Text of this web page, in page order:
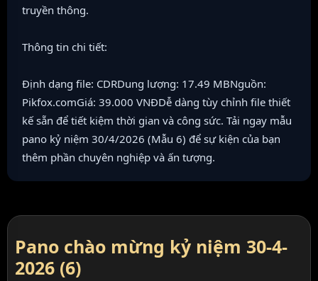
truyền thông.
Thông tin chi tiết:
Định dạng file: CDRDung lượng: 17.49 MBNguồn:
Pikfox.comGiá: 39.000 VNĐDễ dàng tùy chỉnh file thiết
kế sẵn để tiết kiệm thời gian và công sức. Tải ngay mẫu
pano kỷ niệm 30/4/2026 (Mẫu 6) để sự kiện của bạn
thêm phần chuyên nghiệp và ấn tượng.
Pano chào mừng kỷ niệm 30-4-
2026 (6)